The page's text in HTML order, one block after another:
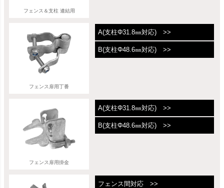
フェンス＆支柱 連結用
フェンス扉用丁番
A(支柱Φ31.8㎜対応) >>
B(支柱Φ48.6㎜対応) >>
フェンス扉用掛金
A(支柱Φ31.8㎜対応) >>
B(支柱Φ48.6㎜対応) >>
フェンス間対応 >>